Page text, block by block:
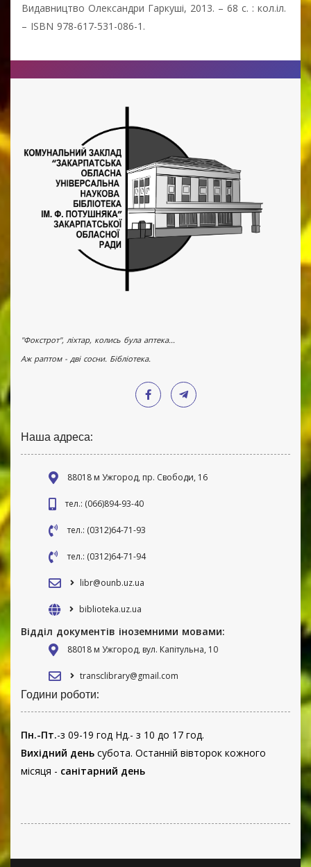
Видавництво Олександри Гаркуші, 2013. – 68 с. : кол.іл.
– ISBN 978-617-531-086-1.
"Фокстрот", ліхтар, колись була аптека...
Аж раптом - дві сосни. Бібліотека.
Наша адреса:
88018 м Ужгород, пр. Свободи, 16
тел.: (066)894-93-40
тел.: (0312)64-71-93
тел.: (0312)64-71-94
libr@ounb.uz.ua
biblioteka.uz.ua
Відділ документів іноземними мовами:
88018 м Ужгород, вул. Капітульна, 10
transclibrary@gmail.com
Години роботи:
Пн.-Пт.-з 09-19 год Нд.- з 10 до 17 год.
Вихідний день субота. Останній вівторок кожного
місяця - санітарний день